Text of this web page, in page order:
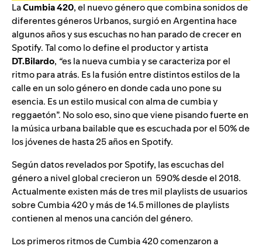
LaCumbia 420,el nuevo género que combina sonidos de
diferentes géneros Urbanos, surgió en Argentina hace
algunos años y sus escuchas no han parado de crecer en
Spotify. Tal como lo define el productor y artista
DT.Bilardo, “es la nueva cumbia y se caracteriza por el
ritmo para atrás. Es la fusión entre distintos estilos de la
calle en un solo género en donde cada uno pone su
esencia. Es un estilo musical con alma de cumbia y
reggaetón”. No solo eso, sino que viene pisando fuerte en
la música urbana bailable que esescuchada por el 50% de
los jóvenes de hasta 25 años en Spotify.
Según datos revelados por Spotify, las escuchas del
género a nivel global crecieron un 590% desde el 2018.
Actualmente existen más de tres mil playlists de usuarios
sobre Cumbia 420 y más de 14.5 millones de playlists
contienen al menos una canción del género.
Los primeros ritmos de Cumbia 420 comenzaron a